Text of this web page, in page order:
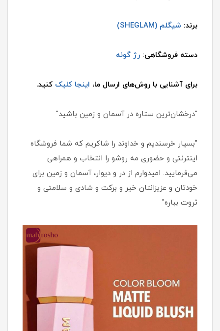
برند: شیگلم (SHEGLAM)
دسته فروشگاهی: رژ گونه
برای آشنایی با روش‌های ارسال ما، اینجا کلیک کنید.
"درخشان‌ترین ستاره در آسمان و زمین باشید"
"بسیار خرسندیم و خداوند را شاکریم که شما فروشگاه
اینترنتی و حضوری مه روشو را انتخاب و همراهی
می‌فرمایید. امیدوارم از در و دیوار، آسمان و زمین برای
خودتان و عزیزانتان خیر و برکت و شادی و سلامتی و
ثروت بباره"